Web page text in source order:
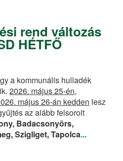
rend változás
HÉTFŐ
a kommunális hulladék
2026. május 25-én,
május 26-án kedden lesz
az alább felsorolt
Badacsonyörs,
Szigliget, Tapolca...